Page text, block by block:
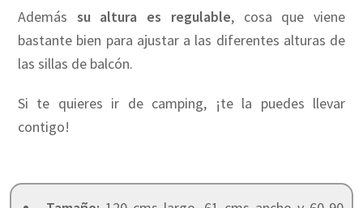
Además su altura es regulable, cosa que viene
bastante bien para ajustar a las diferentes alturas de
las sillas de balcón.
Si te quieres ir de camping, ¡te la puedes llevar
contigo!